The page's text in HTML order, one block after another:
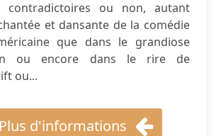
contradictoires ou non, autant
et dansante de la comédie
que dans le grandiose
ou encore dans le rire de
ou...
Plus d'informations